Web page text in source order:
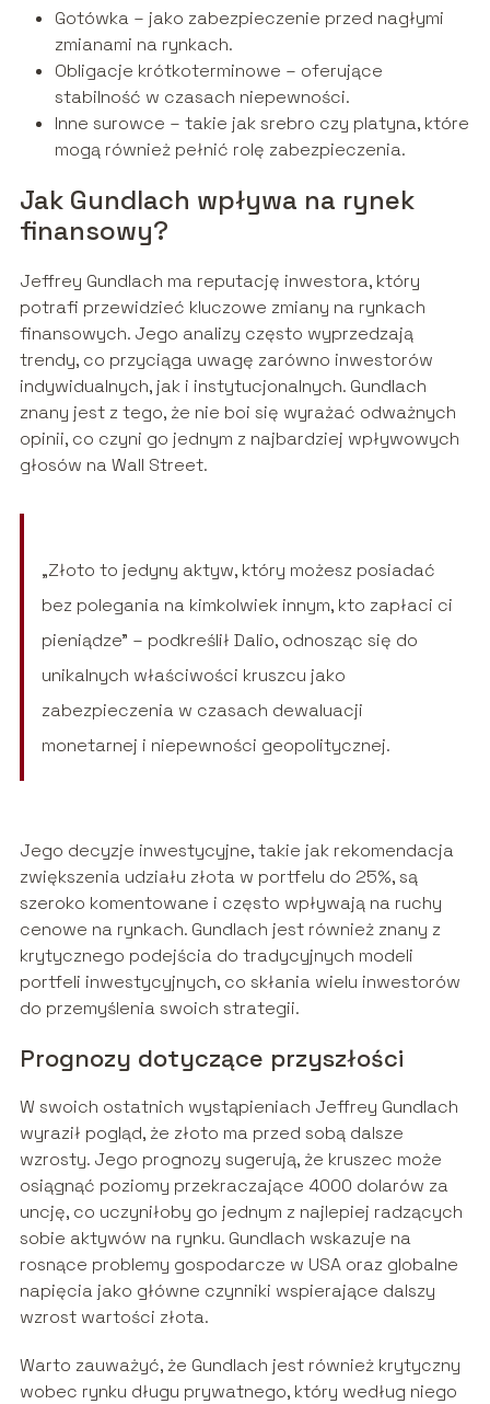
Gotówka – jako zabezpieczenie przed nagłymi
zmianami na rynkach.
Obligacje krótkoterminowe – oferujące
stabilność w czasach niepewności.
Inne surowce – takie jak srebro czy platyna, które
mogą również pełnić rolę zabezpieczenia.
Jak Gundlach wpływa na rynek
finansowy?
Jeffrey Gundlach ma reputację inwestora, który
potrafi przewidzieć kluczowe zmiany na rynkach
finansowych. Jego analizy często wyprzedzają
trendy, co przyciąga uwagę zarówno inwestorów
indywidualnych, jak i instytucjonalnych. Gundlach
znany jest z tego, że nie boi się wyrażać odważnych
opinii, co czyni go jednym z najbardziej wpływowych
głosów na Wall Street.
„Złoto to jedyny aktyw, który możesz posiadać
bez polegania na kimkolwiek innym, kto zapłaci ci
pieniądze” – podkreślił Dalio, odnosząc się do
unikalnych właściwości kruszcu jako
zabezpieczenia w czasach dewaluacji
monetarnej i niepewności geopolitycznej.
Jego decyzje inwestycyjne, takie jak rekomendacja
zwiększenia udziału złota w portfelu do 25%, są
szeroko komentowane i często wpływają na ruchy
cenowe na rynkach. Gundlach jest również znany z
krytycznego podejścia do tradycyjnych modeli
portfeli inwestycyjnych, co skłania wielu inwestorów
do przemyślenia swoich strategii.
Prognozy dotyczące przyszłości
W swoich ostatnich wystąpieniach Jeffrey Gundlach
wyraził pogląd, że złoto ma przed sobą dalsze
wzrosty. Jego prognozy sugerują, że kruszec może
osiągnąć poziomy przekraczające 4000 dolarów za
uncję, co uczyniłoby go jednym z najlepiej radzących
sobie aktywów na rynku. Gundlach wskazuje na
rosnące problemy gospodarcze w USA oraz globalne
napięcia jako główne czynniki wspierające dalszy
wzrost wartości złota.
Warto zauważyć, że Gundlach jest również krytyczny
wobec rynku długu prywatnego, który według niego